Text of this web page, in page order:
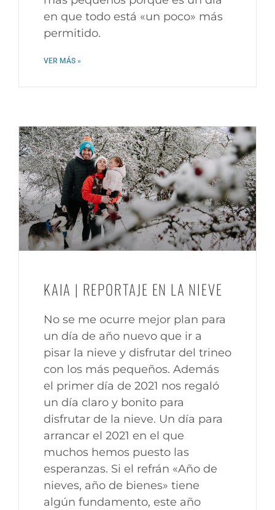
en que todo está «un poco» más
permitido.
VER MÁS »
KAIA | REPORTAJE EN LA NIEVE
No se me ocurre mejor plan para
un día de año nuevo que ir a
pisar la nieve y disfrutar del trineo
con los más pequeños. Además
el primer día de 2021 nos regaló
un día claro y bonito para
disfrutar de la nieve. Un día para
arrancar el 2021 en el que
muchos hemos puesto las
esperanzas. Si el refrán «Año de
nieves, año de bienes» tiene
algún fundamento, este año